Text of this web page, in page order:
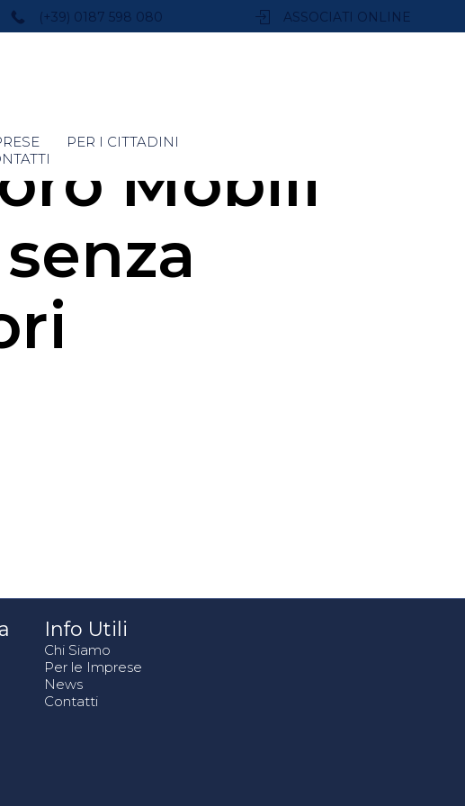
(+39) 0187 598 080 ASSOCIATI ONLINE
PER I CITTADINI
Mobili
Info Utili
Chi Siamo
Per le Imprese
News
Contatti